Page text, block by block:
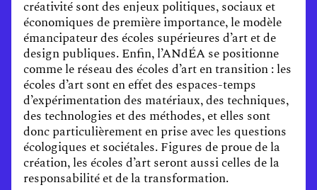
créativité sont des enjeux politiques, sociaux et
économiques de première importance, le modèle
émancipateur des écoles supérieures d’art et de
design publiques. Enfin, l’ANdÉA se positionne
comme le réseau des écoles d’art en transition : les
écoles d’art sont en effet des espaces-temps
d’expérimentation des matériaux, des techniques,
des technologies et des méthodes, et elles sont
donc particulièrement en prise avec les questions
écologiques et sociétales. Figures de proue de la
création, les écoles d’art seront aussi celles de la
responsabilité et de la transformation.